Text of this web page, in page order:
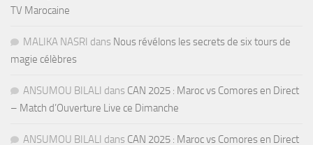
TV Marocaine
MALIKA NASRI dans Nous révélons les secrets de six tours de
magie célèbres
ANSUMOU BILALI dans CAN 2025 : Maroc vs Comores en Direct
– Match d’Ouverture Live ce Dimanche
ANSUMOU BILALI dans CAN 2025 : Maroc vs Comores en Direct